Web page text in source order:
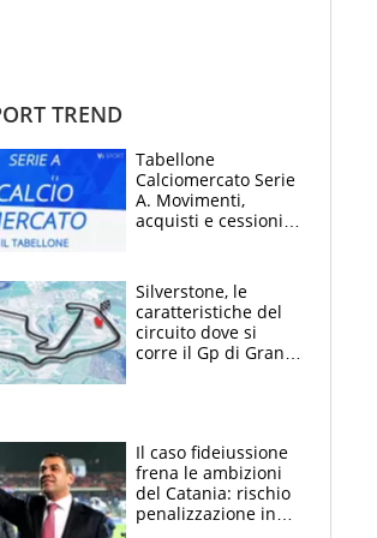
TREND
Tabellone
Calciomercato Serie
A. Movimenti,
acquisti e cessioni:
Silverstone, le
caratteristiche del
circuito dove si
corre il Gp di Gran
Il caso fideiussione
frena le ambizioni
del Catania: rischio
penalizzazione in